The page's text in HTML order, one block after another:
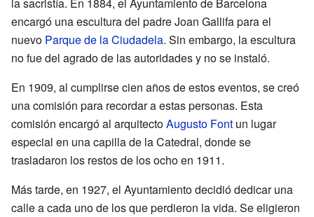
la sacristía. En 1884, el Ayuntamiento de Barcelona
encargó una escultura del padre Joan Gallifa para el
nuevo Parque de la Ciudadela. Sin embargo, la escultura
no fue del agrado de las autoridades y no se instaló.
En 1909, al cumplirse cien años de estos eventos, se creó
una comisión para recordar a estas personas. Esta
comisión encargó al arquitectoAugusto Font un lugar
especial en una capilla de la Catedral, donde se
trasladaron los restos de los ocho en 1911.
Más tarde, en 1927, el Ayuntamiento decidió dedicar una
calle a cada uno de los que perdieron la vida. Se eligieron